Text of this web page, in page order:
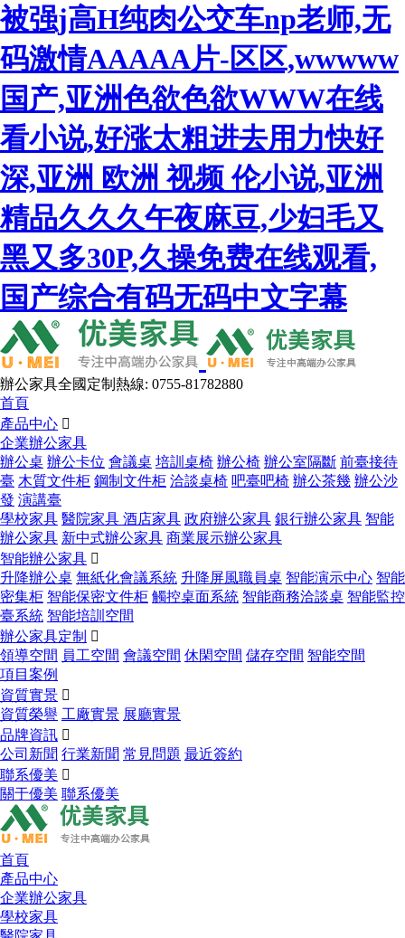
被强j高H纯肉公交车np老师,无
码激情AAAAA片-区区,wwwww
国产,亚洲色欲色欲WWW在线
看小说,好涨太粗进去用力快好
深,亚洲 欧洲 视频 伦小说,亚洲
精品久久久午夜麻豆,少妇毛又
黑又多30P,久操免费在线观看,
国产综合有码无码中文字幕
辦公家具全國定制熱線: 0755-81782880
首頁
產品中心 
企業辦公家具
辦公桌 辦公卡位 會議桌 培訓桌椅 辦公椅 辦公室隔斷 前臺接待
臺 木質文件柜 鋼制文件柜 洽談桌椅 吧臺吧椅 辦公茶幾 辦公沙
發 演講臺
學校家具 醫院家具 酒店家具 政府辦公家具 銀行辦公家具 智能
辦公家具 新中式辦公家具 商業展示辦公家具
智能辦公家具 
升降辦公桌 無紙化會議系統 升降屏風職員桌 智能演示中心 智能
密集柜 智能保密文件柜 觸控桌面系統 智能商務洽談桌 智能監控
臺系統 智能培訓空間
辦公家具定制 
領導空間 員工空間 會議空間 休閑空間 儲存空間 智能空間
項目案例
資質實景 
資質榮譽 工廠實景 展廳實景
品牌資訊 
公司新聞 行業新聞 常見問題 最近簽約
聯系優美 
關于優美 聯系優美
首頁
產品中心
企業辦公家具
學校家具